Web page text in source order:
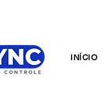
INÍCIO